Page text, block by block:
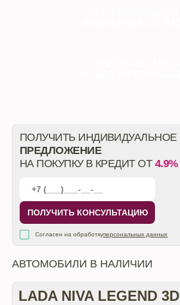
ПОЛУЧИТЬ ИНДИВИДУАЛЬНОЕ
ПРЕДЛОЖЕНИЕ
НА ПОКУПКУ В КРЕДИТ ОТ 4.9%
ПОЛУЧИТЬ КОНСУЛЬТАЦИЮ
Согласен на обработкуперсональных данных
АВТОМОБИЛИ В НАЛИЧИИ
LADA NIVA LEGEND 3D